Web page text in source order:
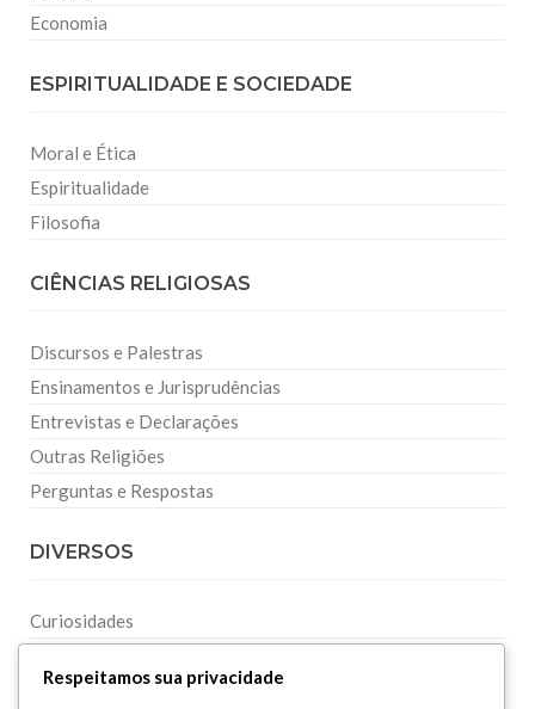
Economia
ESPIRITUALIDADE E SOCIEDADE
Moral e Ética
Espiritualidade
Filosofia
CIÊNCIAS RELIGIOSAS
Discursos e Palestras
Ensinamentos e Jurisprudências
Entrevistas e Declarações
Outras Religiões
Perguntas e Respostas
DIVERSOS
Curiosidades
Downloads
Respeitamos sua privacidade